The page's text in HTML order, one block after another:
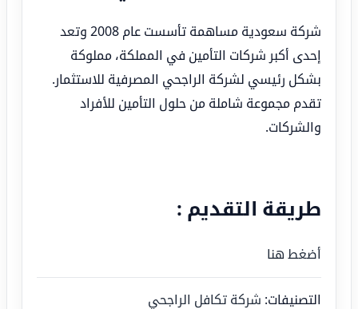
شركة سعودية مساهمة تأسست عام 2008 وتعد
إحدى أكبر شركات التأمين في المملكة، مملوكة
بشكل رئيسي لشركة الراجحي المصرفية للاستثمار.
تقدم مجموعة شاملة من حلول التأمين للأفراد
والشركات.
طريقة التقديم :
أضغط هنا
التصنيفات: شركة تكافل الراجحي